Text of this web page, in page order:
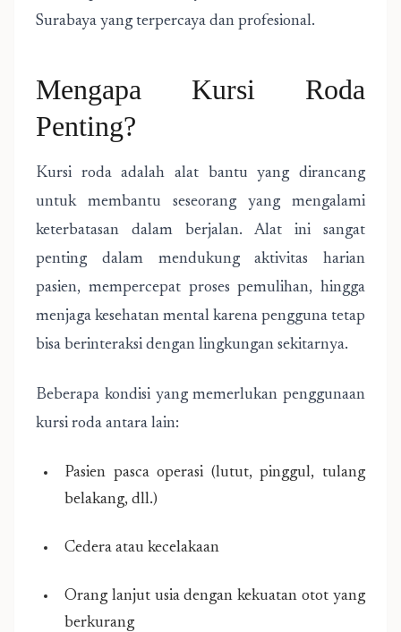
Surabaya yang terpercaya dan profesional.
Mengapa Kursi Roda
Penting?
Kursi roda adalah alat bantu yang dirancang
untuk membantu seseorang yang mengalami
keterbatasan dalam berjalan. Alat ini sangat
penting dalam mendukung aktivitas harian
pasien, mempercepat proses pemulihan, hingga
menjaga kesehatan mental karena pengguna tetap
bisa berinteraksi dengan lingkungan sekitarnya.
Beberapa kondisi yang memerlukan penggunaan
kursi roda antara lain:
Pasien pasca operasi (lutut, pinggul, tulang
belakang, dll.)
Cedera atau kecelakaan
Orang lanjut usia dengan kekuatan otot yang
berkurang